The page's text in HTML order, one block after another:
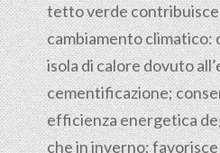
tetto verde
cambiamento
isola di calore dovuto
cementificazione;
efficienza energetica
che in inverno;